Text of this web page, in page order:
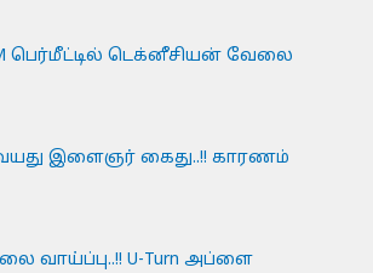
பெர்மீட்டில் டெக்னீசியன் வேலை
வயது இளைஞர் கைது..!! காரணம்
வாய்ப்பு..!! U-Turn அப்ளை